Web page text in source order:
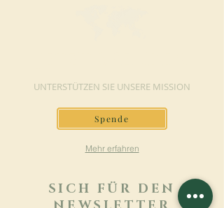
UNTERSTÜTZEN SIE UNSERE MISSION
Spende
Mehr erfahren
SICH FÜR DEN